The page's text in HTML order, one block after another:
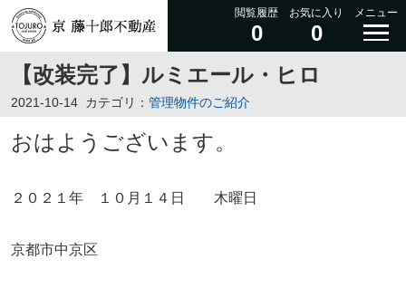
閲覧履歴
0
お気に入り
0
メニュー
【改装完了】ルミエール・ヒロ
2021-10-14 カテゴリ： 管理物件のご紹介
おはようございます。
２０２１年 １０月１４日 木曜日
京都市中京区